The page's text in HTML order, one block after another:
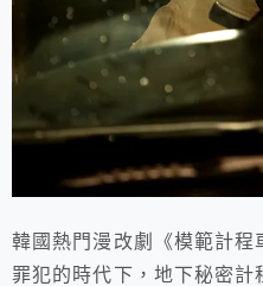
韓國熱門漫改劇《模範計
罪犯的時代下，地下秘密計